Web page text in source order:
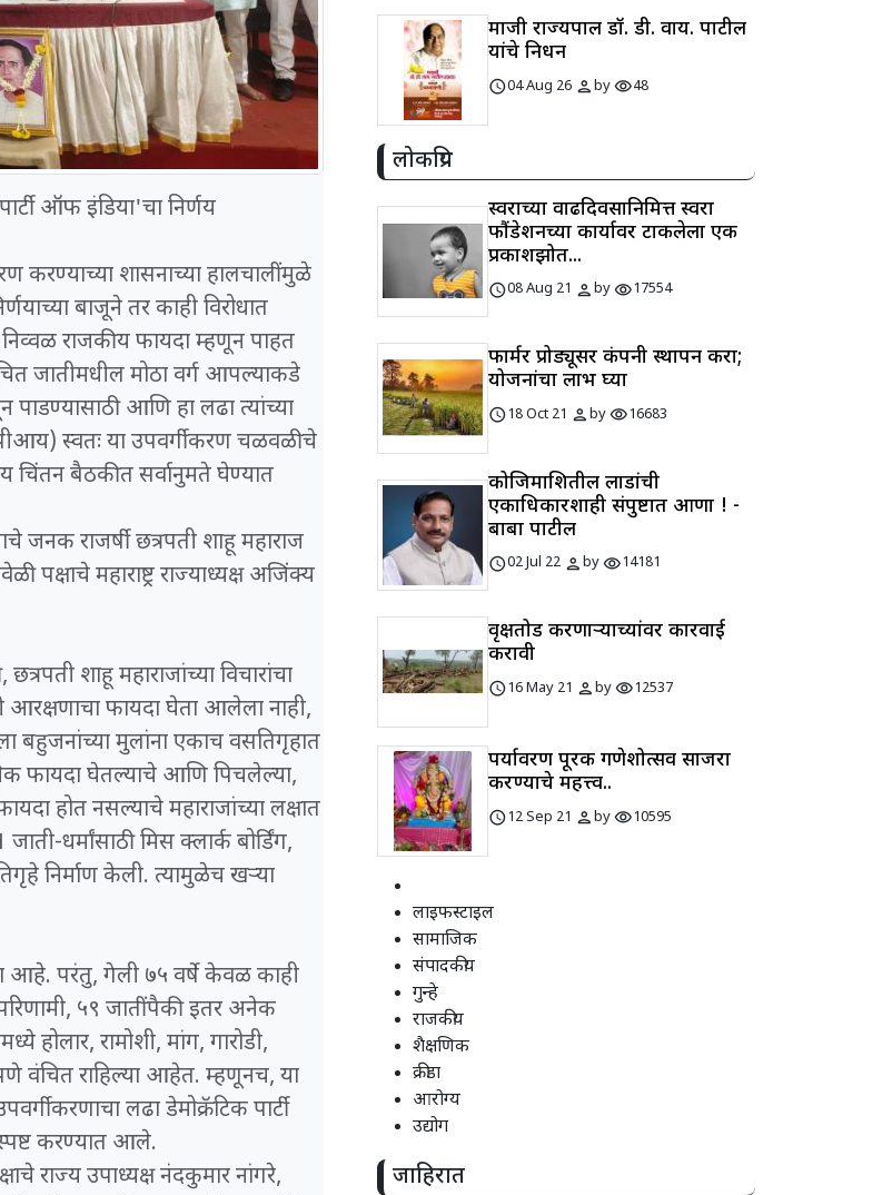
ऑफ इंडिया'चा निर्णय
करण्याच्या शासनाच्या हालचालींमुळे
बाजूने तर काही विरोधात
राजकीय फायदा म्हणून पाहत
जातीमधील मोठा वर्ग आपल्याकडे
आणि हा लढा त्यांच्या
स्वतः या उपवर्गीकरण चळवळीचे
चिंतन बैठकीत सर्वानुमते घेण्यात
जनक राजर्षी छत्रपती शाहू महाराज
महाराष्ट्र राज्याध्यक्ष अजिंक्य
शाहू महाराजांच्या विचारांचा
आरक्षणाचा फायदा घेता आलेला नाही,
बहुजनांच्या मुलांना एकाच वसतिगृहात
फायदा घेतल्याचे आणि पिचलेल्या,
होत नसल्याचे महाराजांच्या लक्षात
धर्मांसाठी मिस क्लार्क बोर्डिंग,
निर्माण केली. त्यामुळेच खऱ्या
आहे. परंतु, गेली ७५ वर्षे केवळ काही
५९ जातींपैकी इतर अनेक
होलार, रामोशी, मांग, गारोडी,
वंचित राहिल्या आहेत. म्हणूनच, या
लढा डेमोक्रॅटिक पार्टी
करण्यात आले.
राज्य उपाध्यक्ष नंदकुमार नांगरे,
माजी राज्यपाल डॉ. डी. वाय. पाटील
यांचे निधन
schedule04 Aug 26 personbyvisibility48
लोकप्रिय
स्वराच्या वाढदिवसानिमित्त स्वरा
फौंडेशनच्या कार्यावर टाकलेला एक
प्रकाशझोत...
schedule08 Aug 21 personbyvisibility17554
फार्मर प्रोड्यूसर कंपनी स्थापन करा;
योजनांचा लाभ घ्या
schedule18 Oct 21 personbyvisibility16683
कोजिमाशितील लाडांची
एकाधिकारशाही संपुष्टात आणा ! -
बाबा पाटील
schedule02 Jul 22 personbyvisibility14181
वृक्षतोड करणाऱ्याच्यांवर कारवाई
करावी
schedule16 May 21 personbyvisibility12537
पर्यावरण पूरक गणेशोत्सव साजरा
करण्याचे महत्त्व..
schedule12 Sep 21 personbyvisibility10595
लाइफस्टाइल
सामाजिक
संपादकीय
गुन्हे
राजकीय
शैक्षणिक
क्रीडा
आरोग्य
उद्योग
जाहिरात